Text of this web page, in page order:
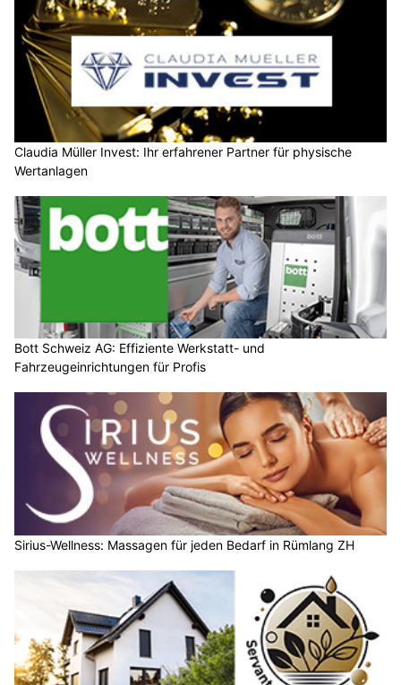
Claudia Müller Invest: Ihr erfahrener Partner für physische
Wertanlagen
Bott Schweiz AG: Effiziente Werkstatt- und
Fahrzeugeinrichtungen für Profis
Sirius-Wellness: Massagen für jeden Bedarf in Rümlang ZH